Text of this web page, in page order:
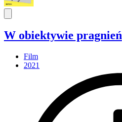
W obiektywie pragnień
Film
2021